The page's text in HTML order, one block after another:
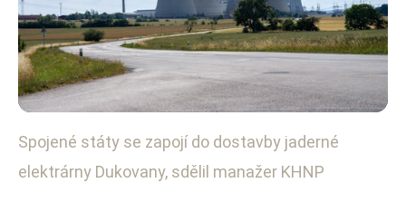
Energetická politika a obnovitelné zdroje
USA se zapojují do dostavby
Spojené státy se zapojí do dostavby jaderné
elektrárny Dukovany, sdělil manažer KHNP